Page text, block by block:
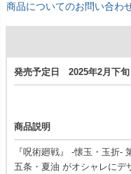
商品についてのお問い合わ
発売予定日 2025年2月下旬
商品説明
『呪術廻戦』 -懐玉・玉折-
五条・夏油 がオシャレにデ